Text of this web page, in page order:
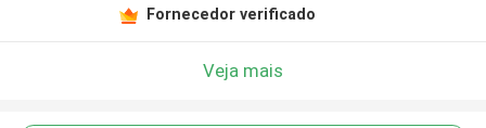
Fornecedor verificado
Veja mais